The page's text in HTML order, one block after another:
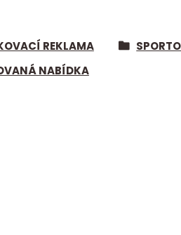
REKLAMA
NABÍDKA